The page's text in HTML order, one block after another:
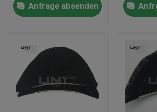
Zu Hause
Produkte
Schaumstoff
Anfrage absenden
Anzüge